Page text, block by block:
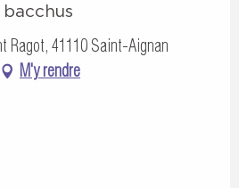
Ragot, 41110 Saint-Aignan
M'y rendre